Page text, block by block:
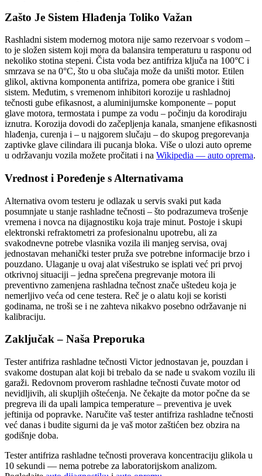
Zašto Je Sistem Hlađenja Toliko Važan
Rashladni sistem modernog motora nije samo rezervoar s vodom –
to je složen sistem koji mora da balansira temperaturu u rasponu od
nekoliko stotina stepeni. Čista voda bez antifriza ključa na 100°C i
smrzava se na 0°C, što u oba slučaja može da uništi motor. Etilen
glikol, aktivna komponenta antifriza, pomera obe granice i štiti
sistem. Međutim, s vremenom inhibitori korozije u rashladnoj
tečnosti gube efikasnost, a aluminijumske komponente – poput
glave motora, termostata i pumpe za vodu – počinju da korodiraju
iznutra. Korozija dovodi do začepljenja kanala, smanjene efikasnosti
hlađenja, curenja i – u najgorem slučaju – do skupog pregorevanja
zaptivke glave cilindara ili pucanja bloka. Više o ulozi auto opreme
u održavanju vozila možete pročitati i na Wikipedia — auto oprema.
Vrednost i Poređenje s Alternativama
Alternativa ovom testeru je odlazak u servis svaki put kada
posumnjate u stanje rashladne tečnosti – što podrazumeva trošenje
vremena i novca na dijagnostiku koja traje minut. Postoje i skupi
elektronski refraktometri za profesionalnu upotrebu, ali za
svakodnevne potrebe vlasnika vozila ili manjeg servisa, ovaj
jednostavan mehanički tester pruža sve potrebne informacije brzo i
pouzdano. Ulaganje u ovaj alat višestruko se isplati već pri prvoj
otkrivnoj situaciji – jedna sprečena pregrevanje motora ili
preventivno zamenjena rashladna tečnost znače uštedeu koja je
nemerljivo veća od cene testera. Reč je o alatu koji se koristi
godinama, ne troši se i ne zahteva nikakvo posebno održavanje ni
kalibraciju.
Zaključak – Naša Preporuka
Tester antifriza rashladne tečnosti Victor jednostavan je, pouzdan i
svakome dostupan alat koji bi trebalo da se nađe u svakom vozilu ili
garaži. Redovnom proverom rashladne tečnosti čuvate motor od
nevidljivih, ali skupljih oštećenja. Ne čekajte da motor počne da se
pregreva ili da upali lampica temperature – preventiva je uvek
jeftinija od popravke. Naručite vaš tester antifriza rashladne tečnosti
već danas i budite sigurni da je vaš motor zaštićen bez obzira na
godišnje doba.
Tester antifriza rashladne tečnosti proverava koncentraciju glikola u
10 sekundi — nema potrebe za laboratorijskom analizom.